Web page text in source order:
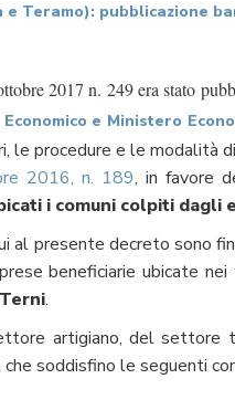
e Teramo): pubblicazione
2017 n. 249 era stato
e Ministero
le procedure e le modalità
2016, n. 189, in favore
i comuni colpiti dagli
al presente decreto sono
beneficiarie ubicate
.
artigiano, del settore
soddisfino le seguenti